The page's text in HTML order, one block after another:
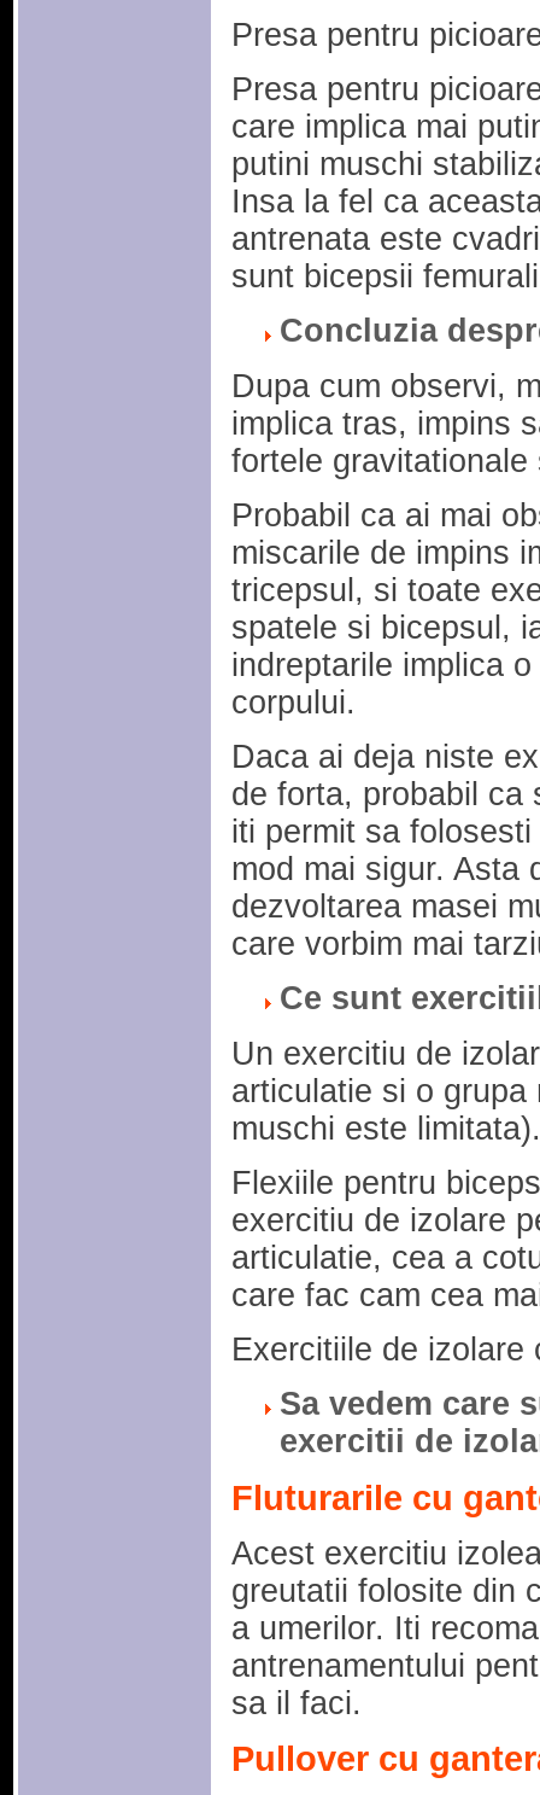
Presa pentru
Presa pentru
care implica mai
putini muschi
Insa la fel ca
antrenata este
sunt bicepsii
Concluzia
Dupa cum observi,
implica tras, impins
fortele
Probabil ca ai mai
miscarile de impins
tricepsul, si toate
spatele si bicepsul,
indreptarile implica
corpului.
Daca ai deja niste
de forta, probabil ca
iti permit sa
mod mai sigur. Asta
dezvoltarea masei
care vorbim mai
Ce sunt
Un exercitiu de
articulatie si o grupa
muschi este limitata).
Flexiile pentru
exercitiu de izolare
articulatie, cea a
care fac cam cea
Exercitiile de izolare
Sa vedem care
exercitii de
Fluturarile cu
Acest exercitiu
greutatii folosite din
a umerilor. Iti
antrenamentului
sa il faci.
Pullover cu